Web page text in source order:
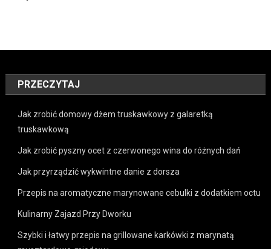
PRZECZYTAJ
Jak zrobić domowy dżem truskawkowy z galaretką
truskawkową
Jak zrobić pyszny ocet z czerwonego wina do różnych dań
Jak przyrządzić wykwintne danie z dorsza
Przepis na aromatyczne marynowane cebulki z dodatkiem octu
Kulinarny Zajazd Przy Dworku
Szybki i łatwy przepis na grillowane karkówki z marynatą